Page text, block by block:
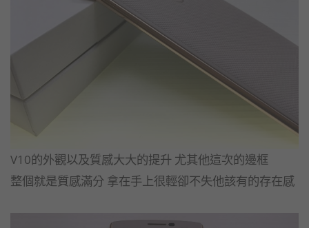
V10的外觀以及質感大大的提升 尤其他這次的邊框
整個就是質感滿分 拿在手上很輕卻不失他該有的存在感